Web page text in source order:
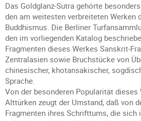
Das Goldglanz-Sutra gehörte
den am weitesten verbreiteten Werken
Buddhismus. Die Berliner
den im vorliegenden Katalog
Fragmenten dieses Werkes Sanskrit-
Zentralasien sowie Bruchstücke von
chinesischer, khotansakischer,
Sprache.
Von der besonderen Popularität dieses
Alttürken zeugt der Umstand, daß von
Fragmenten ihres Schrifttums, die sich